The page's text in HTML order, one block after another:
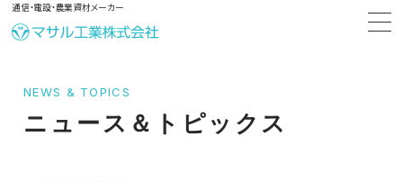
通信・電設・農業資材メーカー
NEWS & TOPICS
ニュース＆トピックス